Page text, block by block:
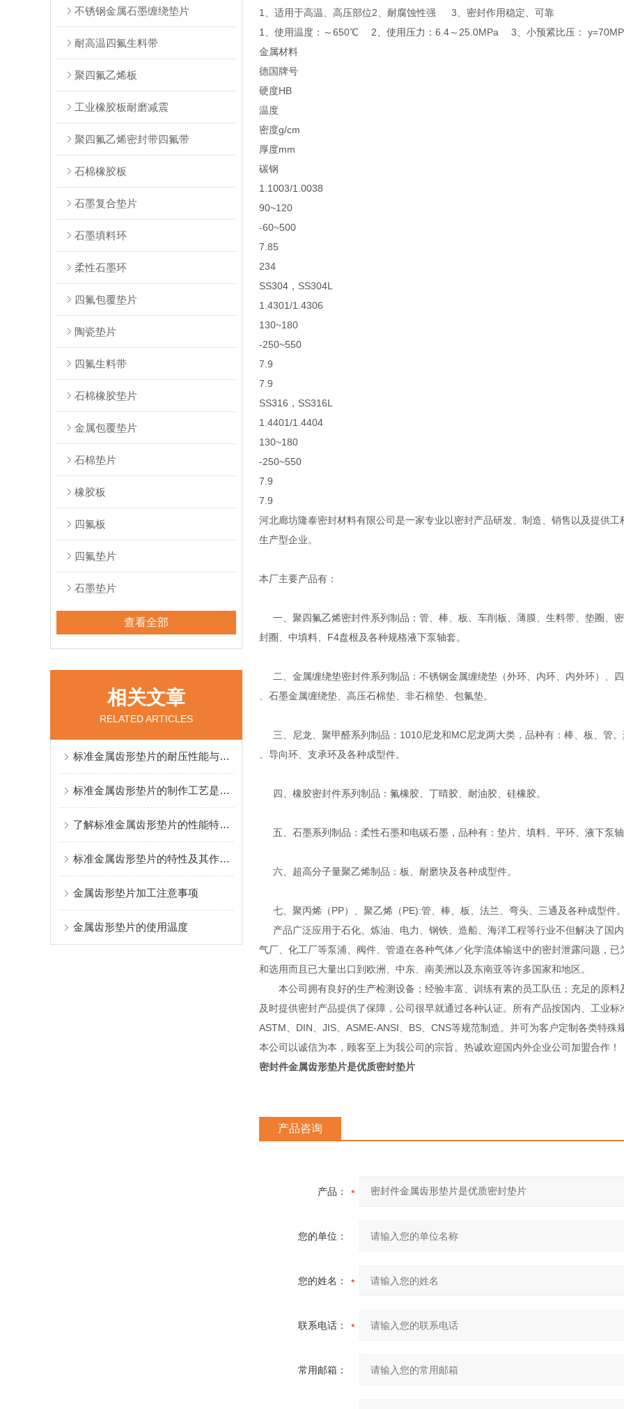
不锈钢金属石墨缠绕垫片
耐高温四氟生料带
聚四氟乙烯板
工业橡胶板耐磨减震
聚四氟乙烯密封带四氟带
石棉橡胶板
石墨复合垫片
石墨填料环
柔性石墨环
四氟包覆垫片
陶瓷垫片
四氟生料带
石棉橡胶垫片
金属包覆垫片
石棉垫片
橡胶板
四氟板
四氟垫片
石墨垫片
查看全部
相关文章
RELATED ARTICLES
标准金属齿形垫片的耐压性能与密封效果解析
标准金属齿形垫片的制作工艺是怎样的？
了解标准金属齿形垫片的性能特点和应用场合
标准金属齿形垫片的特性及其作用是什么
金属齿形垫片加工注意事项
金属齿形垫片的使用温度
1、适用于高温、高压部位2、耐腐蚀性强 3、密封作用稳定、可靠
1、使用温度：～650℃ 2、使用压力：6.4～25.0MPa 3、小预紧比压：
金属材料
德国牌号
硬度HB
温度
密度g/cm
厚度mm
碳钢
1.1003/1.0038
90~120
-60~500
7.85
234
SS304，SS304L
1.4301/1.4306
130~180
-250~550
7.9
7.9
SS316，SS316L
1.4401/1.4404
130~180
-250~550
7.9
7.9
河北廊坊隆泰密封材料有限公司是一家专业以密封产品研发、制造、销售以及提供工
生产型企业。
本厂主要产品有：
一、聚四氟乙烯密封件系列制品：管、棒、板、车削板、薄膜、生料带、垫圈、
封圈、中填料、F4盘根及各种规格液下泵轴套。
二、金属缠绕垫密封件系列制品：不锈钢金属缠绕垫（外环、内环、内外环）、
、石墨金属缠绕垫、高压石棉垫、非石棉垫、包氟垫。
三、尼龙、聚甲醛系列制品：1010尼龙和MC尼龙两大类，品种有：棒、板、管
、导向环、支承环及各种成型件。
四、橡胶密封件系列制品：氟橡胶、丁晴胶、耐油胶、硅橡胶。
五、石墨系列制品：柔性石墨和电碳石墨，品种有：垫片、填料、平环、液下泵
六、超高分子量聚乙烯制品：板、耐磨块及各种成型件。
七、聚丙烯（PP）、聚乙烯（PE):管、棒、板、法兰、弯头、三通及各种成型件
产品广泛应用于石化、炼油、电力、钢铁、造船、海洋工程等行业不但解决了国
气厂、化工厂等泵浦、阀件、管道在各种气体／化学流体输送中的密封泄露问题，已
和选用而且已大量出口到欧洲、中东、南美洲以及东南亚等许多国家和地区。
本公司拥有良好的生产检测设备；经验丰富、训练有素的员工队伍；充足的原料
及时提供密封产品提供了保障，公司很早就通过各种认证。所有产品按国内、工业标
ASTM、DIN、JIS、ASME-ANSI、BS、CNS等规范制造。并可为客户定制各类特殊
本公司以诚信为本，顾客至上为我公司的宗旨。热诚欢迎国内外企业公司加盟合作！
密封件金属齿形垫片是优质密封垫片
产品咨询
产品：
您的单位：
您的姓名：
联系电话：
常用邮箱：